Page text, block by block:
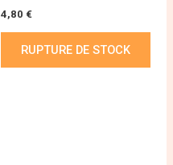
4,80 €
RUPTURE DE STOCK